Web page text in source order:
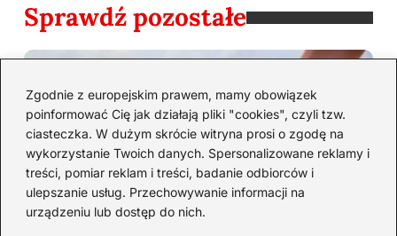
Zgodnie z europejskim prawem, mamy obowiązek
poinformować Cię jak działają pliki "cookies", czyli tzw.
ciasteczka. W dużym skrócie witryna prosi o zgodę na
wykorzystanie Twoich danych. Spersonalizowane reklamy i
treści, pomiar reklam i treści, badanie odbiorców i
ulepszanie usług. Przechowywanie informacji na
urządzeniu lub dostęp do nich.
Sprawdź pozostałe